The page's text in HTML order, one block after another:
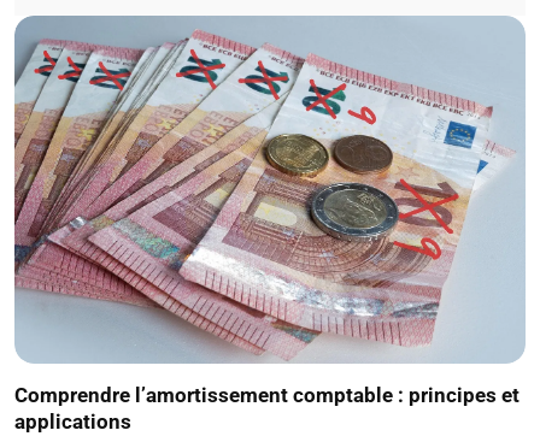
Comprendre l’amortissement comptable : principes et
applications